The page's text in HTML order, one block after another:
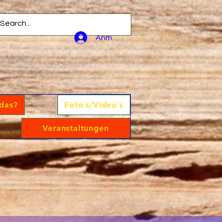
Anmelden
Foto´s/Video´s
Veranstaltungen